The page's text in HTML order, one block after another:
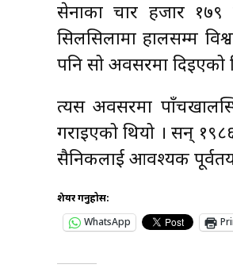
सेनाका चार हजार १७९
सिलसिलामा हालसम्म
पनि सो अवसरमा दिइएको
त्यस अवसरमा
गराइएको थियो । सन्
सैनिकलाई आवश्यक
शेयर गर्नुहोस:
WhatsApp